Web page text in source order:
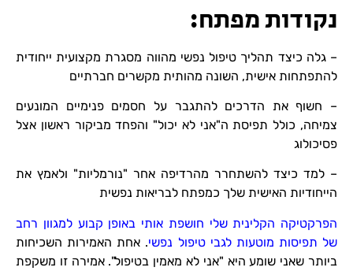
נקודות מפתח:
– גלה כיצד תהליך טיפול נפשי מהווה מסגרת מקצועית ייחודית
להתפתחות אישית, השונה מהותית מקשרים חברתיים
– חשוף את הדרכים להתגבר על חסמים פנימיים המונעים
צמיחה, כולל תפיסת ה"אני לא יכול" והפחד מביקור ראשון אצל
פסיכולוג
– למד כיצד להשתחרר מהרדיפה אחר "נורמליות" ולאמץ את
הייחודיות האישית שלך כמפתח לבריאות נפשית
הפרקטיקה הקלינית שלי חושפת אותי באופן קבוע למגוון רחב
של תפיסות מוטעות לגבי טיפול נפשי. אחת האמירות השכיחות
ביותר שאני שומע היא "אני לא מאמין בטיפול". אמירה זו משקפת